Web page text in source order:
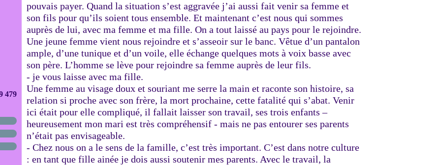
479
pouvais payer. Quand la situation s’est aggravée j’ai aussi fait venir sa femme et
son fils pour qu’ils soient tous ensemble. Et maintenant c’est nous qui sommes
auprès de lui, avec ma femme et ma fille. On a tout laissé au pays pour le rejoindre.
Une jeune femme vient nous rejoindre et s’asseoir sur le banc. Vêtue d’un pantalon
ample, d’une tunique et d’un voile, elle échange quelques mots à voix basse avec
son père. L’homme se lève pour rejoindre sa femme auprès de leur fils.
- je vous laisse avec ma fille.
Une femme au visage doux et souriant me serre la main et raconte son histoire, sa
relation si proche avec son frère, la mort prochaine, cette fatalité qui s’abat. Venir
ici était pour elle compliqué, il fallait laisser son travail, ses trois enfants –
heureusement mon mari est très compréhensif - mais ne pas entourer ses parents
n’était pas envisageable.
- Chez nous on a le sens de la famille, c’est très important. C’est dans notre culture
: en tant que fille ainée je dois aussi soutenir mes parents. Avec le travail, la